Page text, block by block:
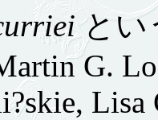
とい
G.
Lisa